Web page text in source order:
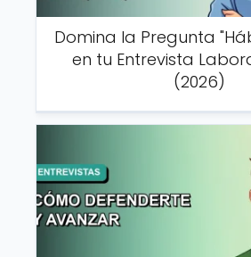
Domina la Pregunta
en tu Entrevista
(2026)